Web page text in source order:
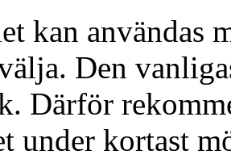
kan användas
Den
Därför
under kortast